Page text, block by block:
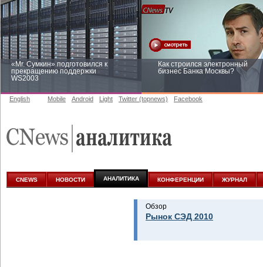
«Mr. Сумкин» подготовился к
прекращению поддержки
WS2003
Как строился электронный
бизнес Банка Москвы?
аналитике
English Mobile Android Light Twitter (topnews) Facebook
CNEWS НОВОСТИ АНАЛИТИКА КОНФЕРЕНЦИИ ЖУРНАЛ
Обзор
Рынок СЭД 2010